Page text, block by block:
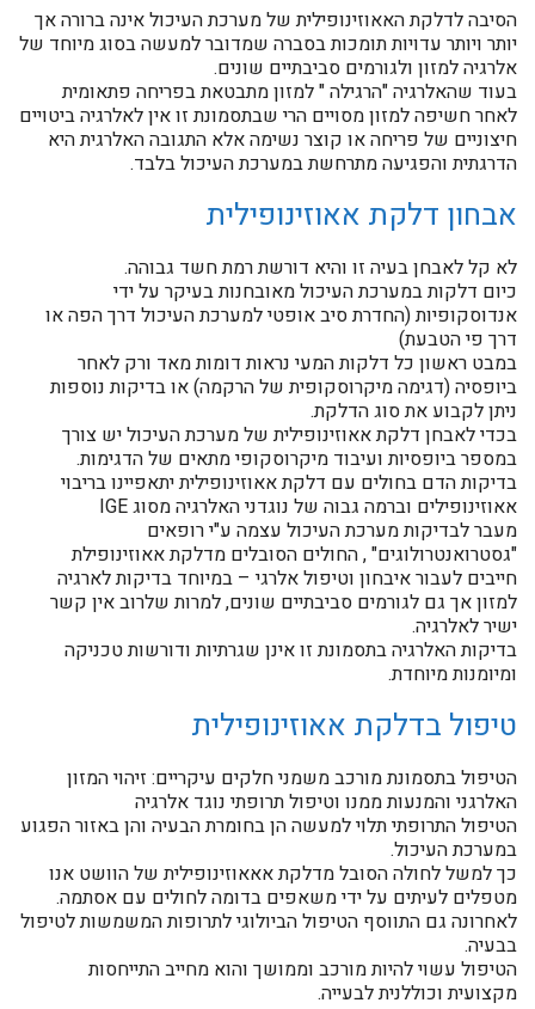
הסיבה לדלקת האאוזינופילית של מערכת העיכול אינה ברורה אך
יותר ויותר עדויות תומכות בסברה שמדובר למעשה בסוג מיוחד של
אלרגיה למזון ולגורמים סביבתיים שונים.
בעוד שהאלרגיה "הרגילה " למזון מתבטאת בפריחה פתאומית
לאחר חשיפה למזון מסויים הרי שבתסמונת זו אין לאלרגיה ביטויים
חיצוניים של פריחה או קוצר נשימה אלא התגובה האלרגית היא
הדרגתית והפגיעה מתרחשת במערכת העיכול בלבד.
אבחון דלקת אאוזינופילית
לא קל לאבחן בעיה זו והיא דורשת רמת חשד גבוהה.
כיום דלקות במערכת העיכול מאובחנות בעיקר על ידי
אנדוסקופיות (החדרת סיב אופטי למערכת העיכול דרך הפה או
דרך פי הטבעת)
במבט ראשון כל דלקות המעי נראות דומות מאד ורק לאחר
ביופסיה (דגימה מיקרוסקופית של הרקמה) או בדיקות נוספות
ניתן לקבוע את סוג הדלקת.
בכדי לאבחן דלקת אאוזינופילית של מערכת העיכול יש צורך
במספר ביופסיות ועיבוד מיקרוסקופי מתאים של הדגימות.
בדיקות הדם בחולים עם דלקת אאוזינופילית יתאפיינו בריבוי
אאוזינופילים וברמה גבוה של נוגדני האלרגיה מסוג IGE
מעבר לבדיקות מערכת העיכול עצמה ע"י רופאים
"גסטרואנטרולוגים" , החולים הסובלים מדלקת אאוזינופילת
חייבים לעבור איבחון וטיפול אלרגי – במיוחד בדיקות לארגיה
למזון אך גם לגורמים סביבתיים שונים, למרות שלרוב אין קשר
ישיר לאלרגיה.
בדיקות האלרגיה בתסמונת זו אינן שגרתיות ודורשות טכניקה
ומיומנות מיוחדת.
טיפול בדלקת אאוזינופילית
הטיפול בתסמונת מורכב משמני חלקים עיקריים: זיהוי המזון
האלרגני והמנעות ממנו וטיפול תרופתי נוגד אלרגיה
הטיפול התרופתי תלוי למעשה הן בחומרת הבעיה והן באזור הפגוע
במערכת העיכול.
כך למשל לחולה הסובל מדלקת אאאוזינופילית של הוושט אנו
מטפלים לעיתים על ידי משאפים בדומה לחולים עם אסתמה.
לאחרונה גם התווסף הטיפול הביולוגי לתרופות המשמשות לטיפול
בבעיה.
הטיפול עשוי להיות מורכב וממושך והוא מחייב התייחסות
מקצועית וכוללנית לבעייה.